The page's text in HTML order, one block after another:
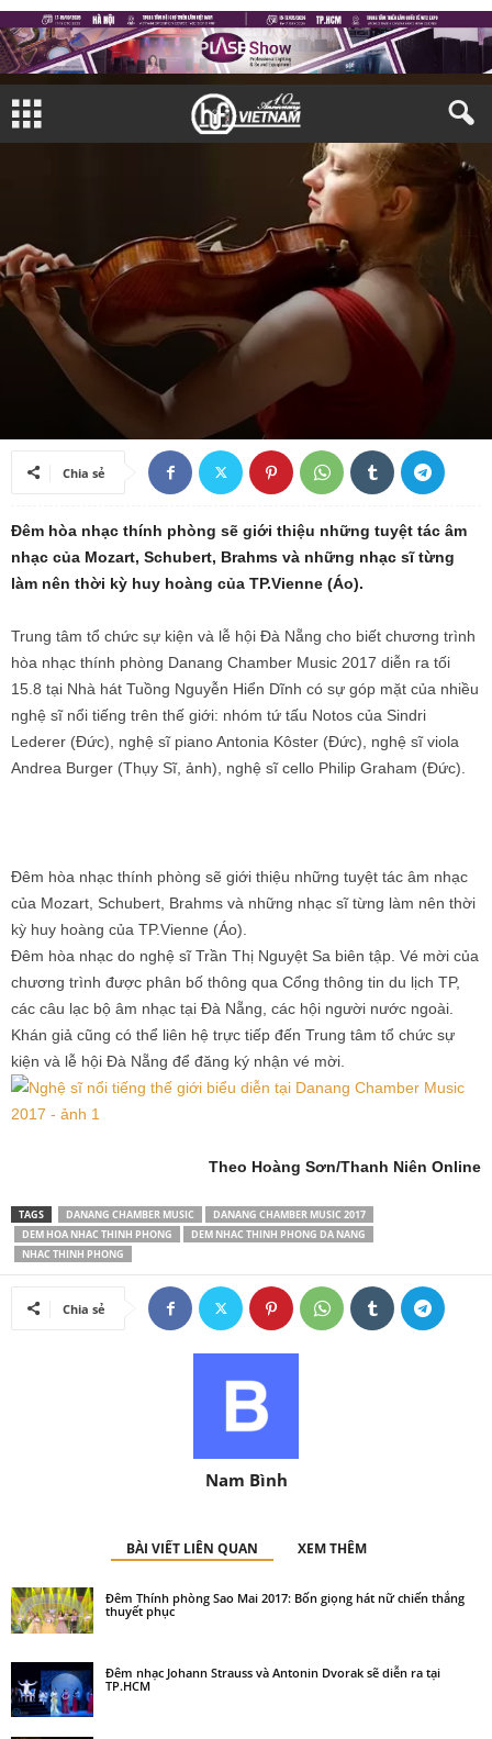
ÂM NHẠC
BởiNam Bình- 05/08/2017
Chia sẻ
Đêm hòa nhạc thính phòng sẽ giới thiệu những tuyệt tác âm
nhạc của Mozart, Schubert, Brahms và những nhạc sĩ từng
làm nên thời kỳ huy hoàng của TP.Vienne (Áo).
Trung tâm tổ chức sự kiện và lễ hội Đà Nẵng cho biết chương trình
hòa nhạc thính phòng Danang Chamber Music 2017 diễn ra tối
15.8 tại Nhà hát Tuồng Nguyễn Hiển Dĩnh có sự góp mặt của nhiều
nghệ sĩ nổi tiếng trên thế giới: nhóm tứ tấu Notos của Sindri
Lederer (Đức), nghệ sĩ piano Antonia Kôster (Đức), nghệ sĩ viola
Andrea Burger (Thụy Sĩ, ảnh), nghệ sĩ cello Philip Graham (Đức).
Đêm hòa nhạc thính phòng sẽ giới thiệu những tuyệt tác âm nhạc
của Mozart, Schubert, Brahms và những nhạc sĩ từng làm nên thời
kỳ huy hoàng của TP.Vienne (Áo).
Đêm hòa nhạc do nghệ sĩ Trần Thị Nguyệt Sa biên tập. Vé mời của
chương trình được phân bố thông qua Cổng thông tin du lịch TP,
các câu lạc bộ âm nhạc tại Đà Nẵng, các hội người nước ngoài.
Khán giả cũng có thể liên hệ trực tiếp đến Trung tâm tổ chức sự
kiện và lễ hội Đà Nẵng để đăng ký nhận vé mời.
Theo Hoàng Sơn/Thanh Niên Online
TAGS DANANG CHAMBER MUSIC
DANANG CHAMBER MUSIC 2017
DEM HOA NHAC THINH PHONG
DEM NHAC THINH PHONG DA NANG
NHAC THINH PHONG
Chia sẻ
Nam Bình
BÀI VIẾT LIÊN QUAN XEM THÊM
Đêm Thính phòng Sao Mai 2017: Bốn giọng hát nữ chiến thắng
thuyết phục
Đêm nhạc Johann Strauss và Antonin Dvorak sẽ diễn ra tại
TP.HCM